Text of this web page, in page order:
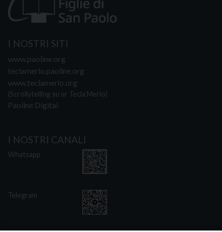
I NOSTRI SITI
www.paoline.org
teclamerlo.paoline.org
www.teclamerlo.org
(Scrollytelling su sr Tecla Merlo)
Paoline Digital
I NOSTRI CANALI
Whatsapp
Telegram